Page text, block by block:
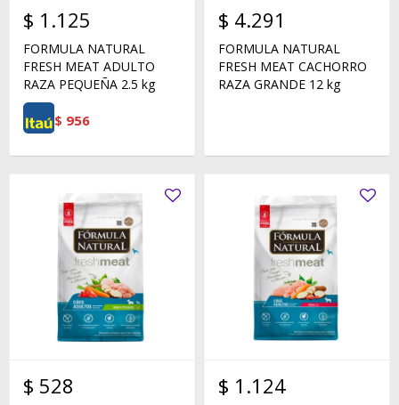
$ 1.125
FORMULA NATURAL
FRESH MEAT ADULTO
RAZA PEQUEÑA 2.5 kg
$ 956
$ 4.291
FORMULA NATURAL
FRESH MEAT CACHORRO
RAZA GRANDE 12 kg
$ 528 $ 1.124